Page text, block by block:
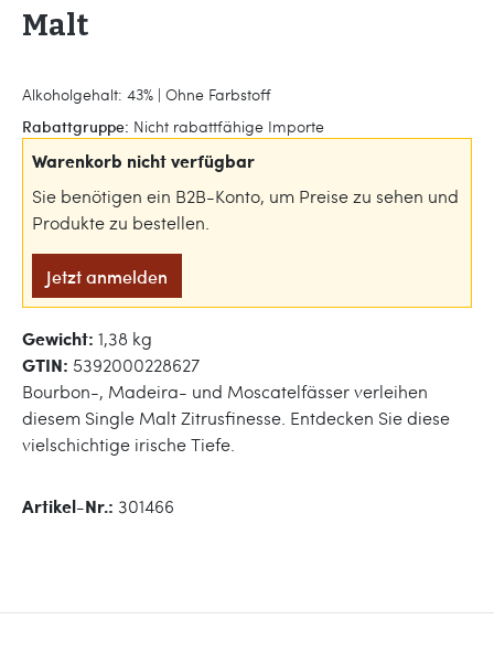
Malt
Alkoholgehalt: 43% | Ohne Farbstoff
Rabattgruppe: Nicht rabattfähige Importe
Warenkorb nicht verfügbar
Sie benötigen ein B2B-Konto, um Preise zu sehen und
Produkte zu bestellen.
Jetzt anmelden
Gewicht: 1,38 kg
GTIN: 5392000228627
Bourbon-, Madeira- und Moscatelfässer verleihen
diesem Single Malt Zitrusfinesse. Entdecken Sie diese
vielschichtige irische Tiefe.
Artikel-Nr.: 301466